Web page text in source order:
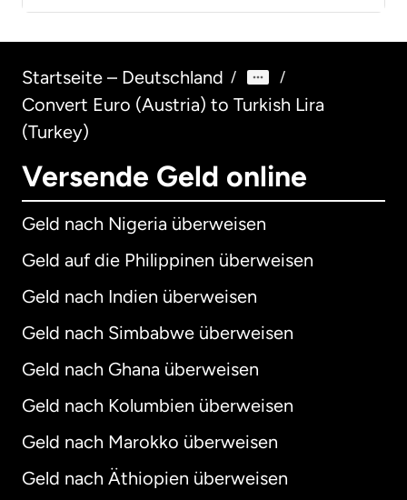
Startseite – Deutschland / /
Convert Euro (Austria) to Turkish Lira
(Turkey)
Versende Geld online
Geld nach Nigeria überweisen
Geld auf die Philippinen überweisen
Geld nach Indien überweisen
Geld nach Simbabwe überweisen
Geld nach Ghana überweisen
Geld nach Kolumbien überweisen
Geld nach Marokko überweisen
Geld nach Äthiopien überweisen